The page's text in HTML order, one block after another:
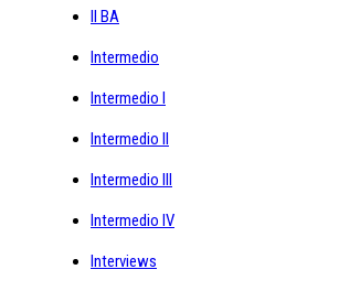
II BA
Intermedio
Intermedio I
Intermedio II
Intermedio III
Intermedio IV
Interviews